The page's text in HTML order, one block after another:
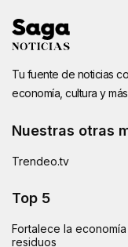
Tu fuente de noticias
economía, cultura y
Nuestras otras
Trendeo.tv
Top 5
Fortalece la
residuos